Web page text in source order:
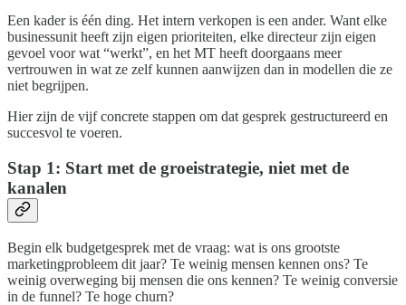
Een kader is één ding. Het intern verkopen is een ander. Want elke
businessunit heeft zijn eigen prioriteiten, elke directeur zijn eigen
gevoel voor wat “werkt”, en het MT heeft doorgaans meer
vertrouwen in wat ze zelf kunnen aanwijzen dan in modellen die ze
niet begrijpen.
Hier zijn de vijf concrete stappen om dat gesprek gestructureerd en
succesvol te voeren.
Stap 1: Start met de groeistrategie, niet met de
kanalen
Begin elk budgetgesprek met de vraag: wat is ons grootste
marketingprobleem dit jaar? Te weinig mensen kennen ons? Te
weinig overweging bij mensen die ons kennen? Te weinig conversie
in de funnel? Te hoge churn?